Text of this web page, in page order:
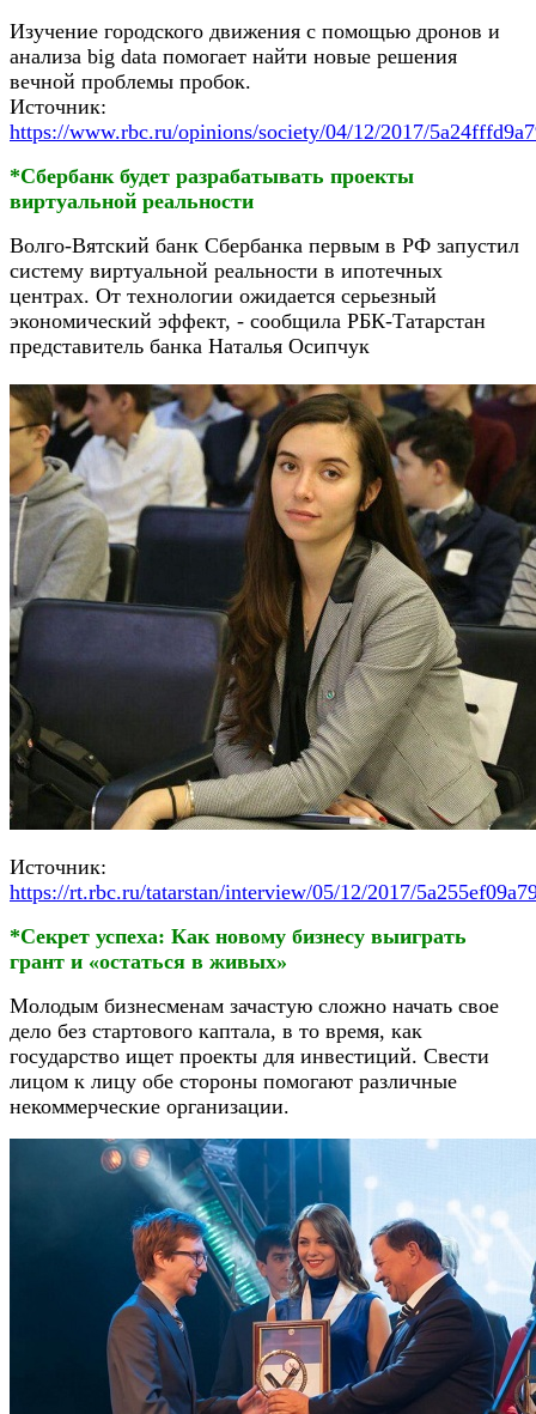
Изучение городского движения с помощью дронов и
анализа big data помогает найти новые решения
вечной проблемы пробок.
Источник:
https://www.rbc.ru/opinions/society/04/12/2017/
*Сбербанк будет разрабатывать проекты
виртуальной реальности
Волго-Вятский банк Сбербанка первым в РФ запустил
систему виртуальной реальности в ипотечных
центрах. От технологии ожидается серьезный
экономический эффект, - сообщила РБК-Татарстан
представитель банка Наталья Осипчук
Источник:
https://rt.rbc.ru/tatarstan/interview/05/12/2017/
*Секрет успеха: Как новому бизнесу выиграть
грант и «остаться в живых»
Молодым бизнесменам зачастую сложно начать свое
дело без стартового каптала, в то время, как
государство ищет проекты для инвестиций. Свести
лицом к лицу обе стороны помогают различные
некоммерческие организации.